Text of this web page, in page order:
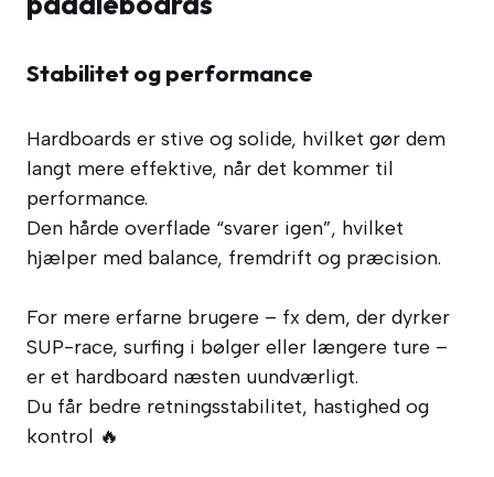
Stabilitet og performance
Hardboards er stive og solide, hvilket gør dem
langt mere effektive, når det kommer til
performance.
Den hårde overflade “svarer igen”, hvilket
hjælper med balance, fremdrift og præcision.
For mere erfarne brugere – fx dem, der dyrker
SUP-race, surfing i bølger eller længere ture –
er et hardboard næsten uundværligt.
Du får bedre retningsstabilitet, hastighed og
kontrol 🔥